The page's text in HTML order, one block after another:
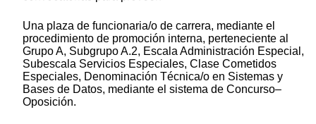
Una plaza de funcionaria/o de carrera, mediante el
procedimiento de promoción interna, perteneciente al
Grupo A, Subgrupo A.2, Escala Administración Especial,
Subescala Servicios Especiales, Clase Cometidos
Especiales, Denominación Técnica/o en Sistemas y
Bases de Datos, mediante el sistema de Concurso–
Oposición.